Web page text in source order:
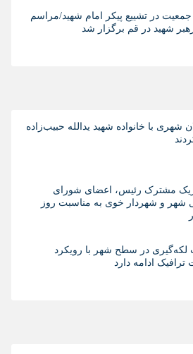
در تشییع پیکر امام شهید/مراسم
شهید در قم برگزار شد
شهری با خانواده شهید یدالله حبیب‌زاده
مشترک رئیس، اعضای شورای
شهر و شهردار خوی به مناسبت روز
لکه‌گیری در سطح شهر با رویکرد
ترافیک ادامه دارد